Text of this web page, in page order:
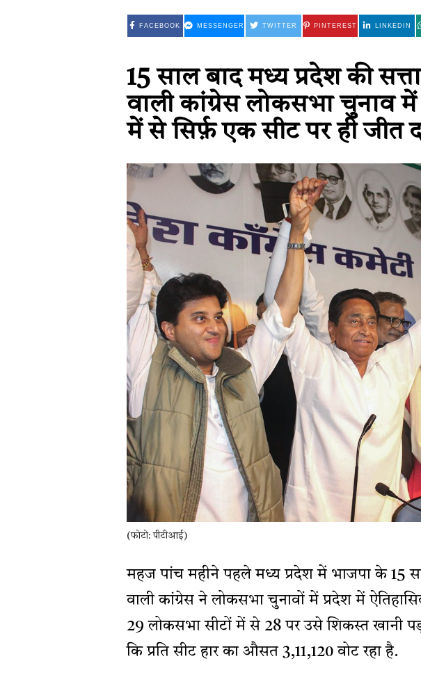
FACEBOOK MESSENGER TWITTER PINTEREST LINKEDIN
15 साल बाद मध्य प्रदेश की
वाली कांग्रेस लोकसभा चुनाव में
में से सिर्फ़ एक सीट पर ही जीत
(फोटो: पीटीआई)
महज पांच महीने पहले मध्य प्रदेश में भाजपा के 15
वाली कांग्रेस ने लोकसभा चुनावों में प्रदेश में
29 लोकसभा सीटों में से 28 पर उसे शिकस्त खानी
कि प्रति सीट हार का औसत 3,11,120 वोट रहा है.